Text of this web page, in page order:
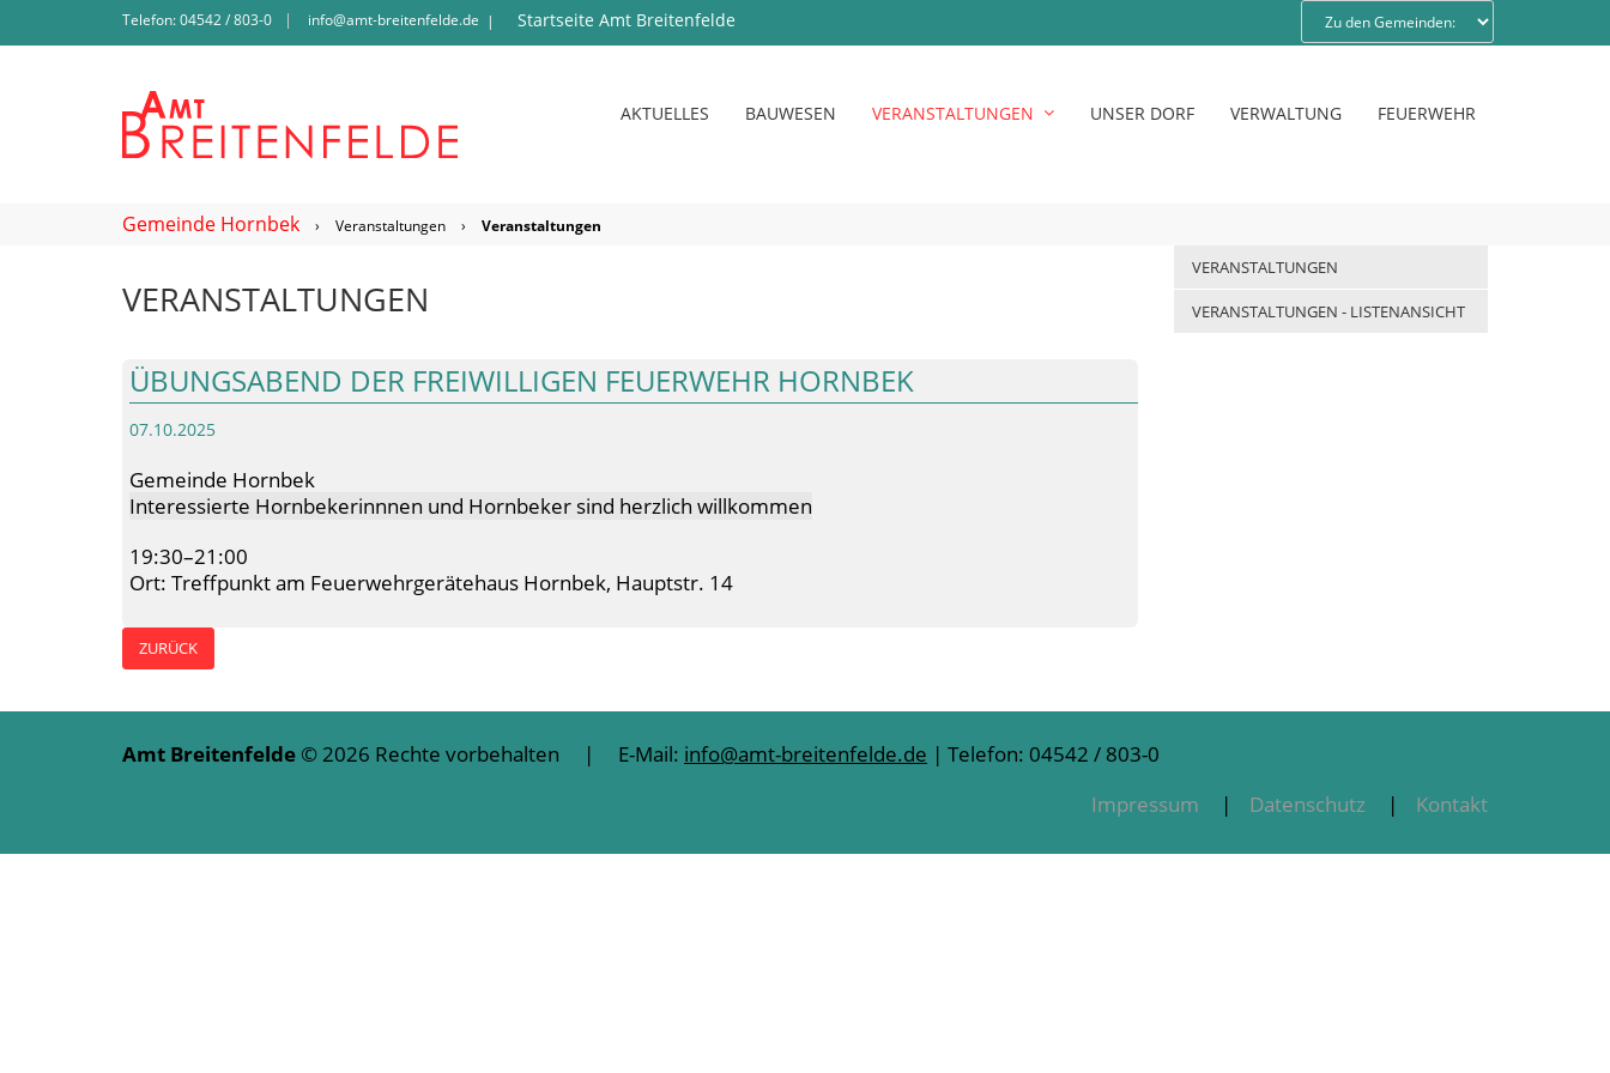
Telefon: 04542 / 803-0 info@amt-breitenfelde.de | Startseite Amt Breitenfelde
AKTUELLES BAUWESEN VERANSTALTUNGEN UNSER DORF VERWALTUNG FEUERWEHR
Gemeinde Hornbek › Veranstaltungen › Veranstaltungen
VERANSTALTUNGEN
ÜBUNGSABEND DER FREIWILLIGEN FEUERWEHR HORNBEK
07.10.2025
Gemeinde Hornbek
Interessierte Hornbekerinnnen und Hornbeker sind herzlich willkommen
19:30–21:00
Ort: Treffpunkt am Feuerwehrgerätehaus Hornbek, Hauptstr. 14
ZURÜCK
VERANSTALTUNGEN
VERANSTALTUNGEN - LISTENANSICHT
Amt Breitenfelde © 2026 Rechte vorbehalten | E-Mail: info@amt-breitenfelde.de | Telefon: 04542 / 803-0
Impressum
Datenschutz Kontakt